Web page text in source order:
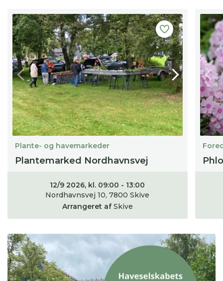
Plante- og havemarkeder
Plantemarked Nordhavnsvej
12/9 2026, kl. 09:00 - 13:00
Nordhavnsvej 10, 7800 Skive
Arrangeret af Skive